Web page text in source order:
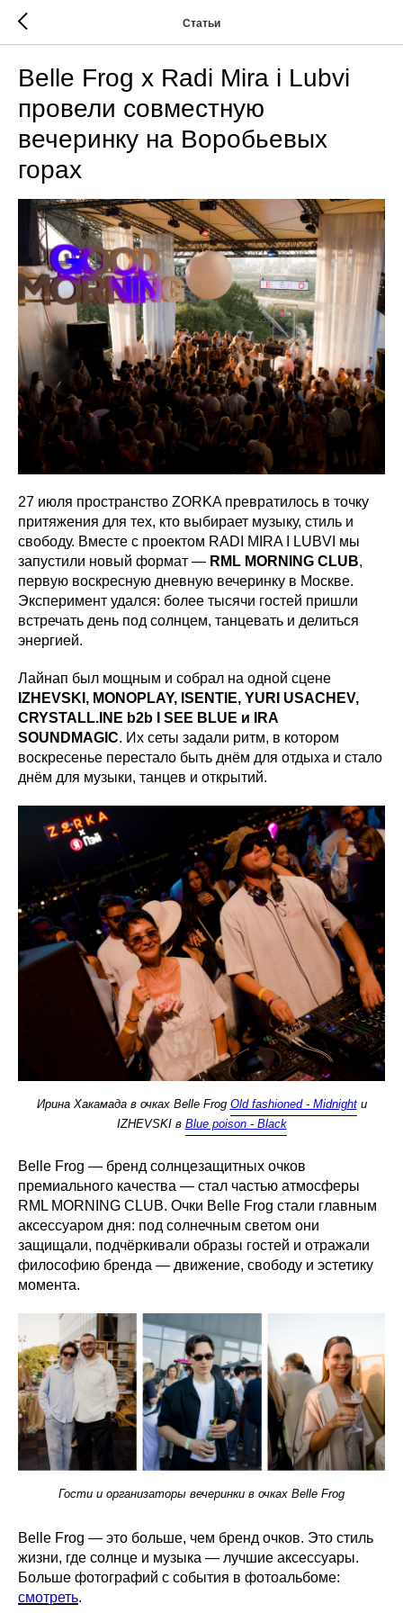
Статьи
Belle Frog x Radi Mira i Lubvi
провели совместную
вечеринку на Воробьевых
горах
27 июля пространство ZORKA превратилось в точку
притяжения для тех, кто выбирает музыку, стиль и
свободу. Вместе с проектом RADI MIRA I LUBVI мы
запустили новый формат — RML MORNING CLUB,
первую воскресную дневную вечеринку в Москве.
Эксперимент удался: более тысячи гостей пришли
встречать день под солнцем, танцевать и делиться
энергией.
Лайнап был мощным и собрал на одной сцене
IZHEVSKI, MONOPLAY, ISENTIE, YURI USACHEV,
CRYSTALL.INE b2b I SEE BLUE и IRA
SOUNDMAGIC. Их сеты задали ритм, в котором
воскресенье перестало быть днём для отдыха и стало
днём для музыки, танцев и открытий.
Ирина Хакамада в очках Belle Frog Old fashioned - Midnightи
IZHEVSKI в Blue poison - Black
Belle Frog — бренд солнцезащитных очков
премиального качества — стал частью атмосферы
RML MORNING CLUB. Очки Belle Frog стали главным
аксессуаром дня: под солнечным светом они
защищали, подчёркивали образы гостей и отражали
философию бренда — движение, свободу и эстетику
момента.
Гости и организаторы вечеринки в очках Belle Frog
Belle Frog — это больше, чем бренд очков. Это стиль
жизни, где солнце и музыка — лучшие аксессуары.
Больше фотографий с события в фотоальбоме:
смотреть.